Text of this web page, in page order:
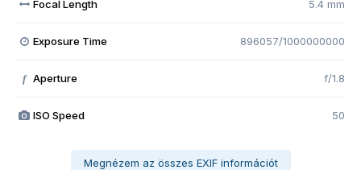
Focal Length 5.4 mm
Exposure Time 896057/1000000000
f Aperture f/1.8
ISO Speed 50
Megnézem az összes EXIF információt